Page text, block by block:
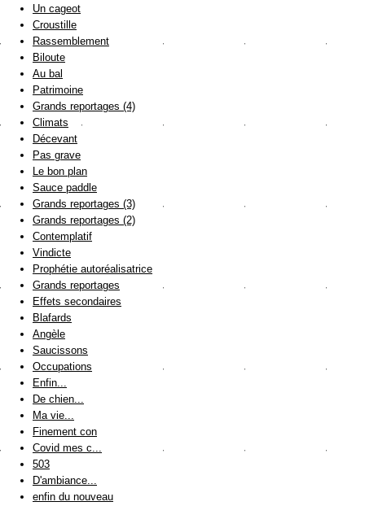
Un cageot
Croustille
Rassemblement
Biloute
Au bal
Patrimoine
Grands reportages (4)
Climats
Décevant
Pas grave
Le bon plan
Sauce paddle
Grands reportages (3)
Grands reportages (2)
Contemplatif
Vindicte
Prophétie autoréalisatrice
Grands reportages
Effets secondaires
Blafards
Angèle
Saucissons
Occupations
Enfin...
De chien...
Ma vie...
Finement con
Covid mes c...
503
D'ambiance...
enfin du nouveau